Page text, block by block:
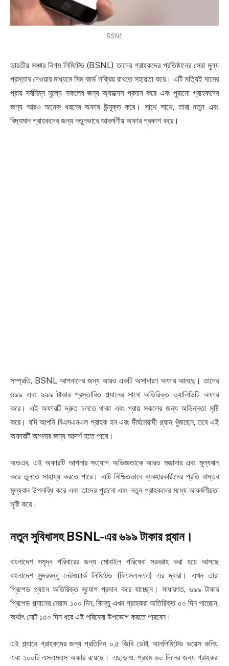
BSNL
ভারতীয় সঞ্চার নিগম লিমিটেড (BSNL) তাদের গ্রাহকদের প্রতিষ্ঠানের সেরা মূল্য
প্রস্তাব দেওয়ার মাধ্যমে সিম কার্ড সক্রিয় রাখতে সহায়তা করে। এটি সত্যিই দামের
প্রায় সর্বনিম্ন মূল্যে সকলের জন্য অ্যাক্সেস প্রদান করে এবং পুরানো গ্রাহকদের
জন্য আরও অনেক ধরনের অফার উন্মুক্ত করে। সাথে সাথে, তারা নতুন এবং
বিদ্যমান গ্রাহকদের জন্য নতুনভাবে আকর্ষণীয় অফার প্রকাশ করে।
সম্প্রতি, BSNL আপনাদের জন্য আরও একটি অসাধারণ অফার আনছে। তাদের
৬৯৯ এবং ৯৯৯ টাকার প্রস্তাবিত প্ল্যানের সাথে অতিরিক্ত ভ্যালিডিটি অফার
করে। এই অফারটি দ্রুত চলতে থাকা এবং প্রায় সকলের জন্য অভিন্নতা সৃষ্টি
করে। যদি আপনি বিএসএনএল গ্রাহক হন এবং দীর্ঘমেয়াদী প্ল্যান খুঁজছেন, তবে এই
অফারটি আপনার জন্য আদর্শ হতে পারে।
অতএব, এই অফারটি আপনার সংযোগ অভিজ্ঞতাকে আরও মজাদার এবং মূল্যবান
করে তুলতে সাহায্য করতে পারে। এটি নিশ্চিতভাবে ব্যবহারকারীদের প্রতি বাস্তব
মূল্যবান উপলব্ধি করে এবং তাদের পুরানো এবং নতুন গ্রাহকদের মধ্যে আকর্ষণীয়তা
সৃষ্টি করে।
নতুন সুবিধাসহ BSNL-এর ৬৯৯ টাকার প্ল্যান।
বাংলাদেশ সমৃদ্ধ পরিবারের জন্য মোবাইল পরিষেবা সরবরাহ করা হয়ে আসছে
বাংলাদেশ সুন্দরবন্ধু নেটওয়ার্ক লিমিটেড (বিএসএনএল) এর দ্বারা। এখন তারা
প্রিপেড প্ল্যানে অতিরিক্ত সুযোগ প্রদান করে যাচ্ছেন। সাধারণত, ৬৯৯ টাকার
প্রিপেড প্ল্যানের মেয়াদ ১০০ দিন, কিন্তু এখন গ্রাহকরা অতিরিক্ত ৫০ দিন পাচ্ছেন,
অর্থাৎ মোট ১৫০ দিন ধরে এই পরিষেবা উপভোগ করতে পারবেন।
এই প্ল্যানে গ্রাহকদের জন্য প্রতিদিন ০.৫ জিবি ডেটা, আনলিমিটেড ভয়েস কলিং,
এবং ১০০টি এসএমএস অফার রয়েছে। এছাড়াও, প্রথম ৬০ দিনের জন্য গ্রাহকরা